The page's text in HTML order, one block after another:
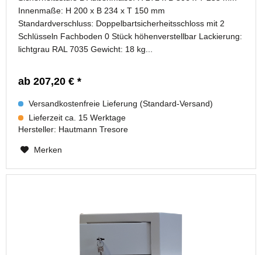
Innenmaße: H 200 x B 234 x T 150 mm
Standardverschluss: Doppelbartsicherheitsschloss mit 2
Schlüsseln Fachboden 0 Stück höhenverstellbar Lackierung:
lichtgrau RAL 7035 Gewicht: 18 kg...
ab 207,20 € *
Versandkostenfreie Lieferung (Standard-Versand)
Lieferzeit ca. 15 Werktage
Hersteller: Hautmann Tresore
Merken